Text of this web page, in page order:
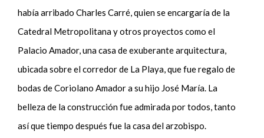
había arribado Charles Carré, quien se encargaría de la
Catedral Metropolitana y otros proyectos como el
Palacio Amador, una casa de exuberante arquitectura,
ubicada sobre el corredor de La Playa, que fue regalo de
bodas de Coriolano Amador a su hijo José María. La
belleza de la construcción fue admirada por todos, tanto
así que tiempo después fue la casa del arzobispo.